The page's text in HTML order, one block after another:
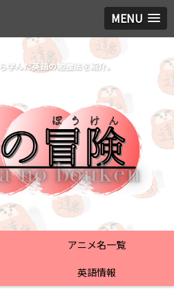
MENU
学んだ英語の勉強法を紹介。
アニメ名一覧
英語情報